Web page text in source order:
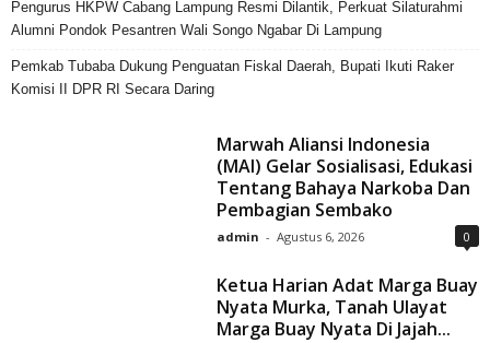
Pengurus HKPW Cabang Lampung Resmi Dilantik, Perkuat Silaturahmi
Alumni Pondok Pesantren Wali Songo Ngabar Di Lampung
Pemkab Tubaba Dukung Penguatan Fiskal Daerah, Bupati Ikuti Raker
Komisi II DPR RI Secara Daring
Marwah Aliansi Indonesia
(MAI) Gelar Sosialisasi, Edukasi
Tentang Bahaya Narkoba Dan
Pembagian Sembako
admin - Agustus 6, 2026 0
Ketua Harian Adat Marga Buay
Nyata Murka, Tanah Ulayat
Marga Buay Nyata Di Jajah...